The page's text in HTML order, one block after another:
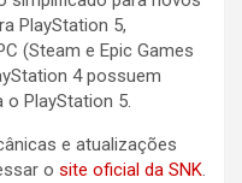
PlayStation 5,
(Steam e Epic Games
4 possuem
PlayStation 5.
e atualizações
o site oficial da SNK.